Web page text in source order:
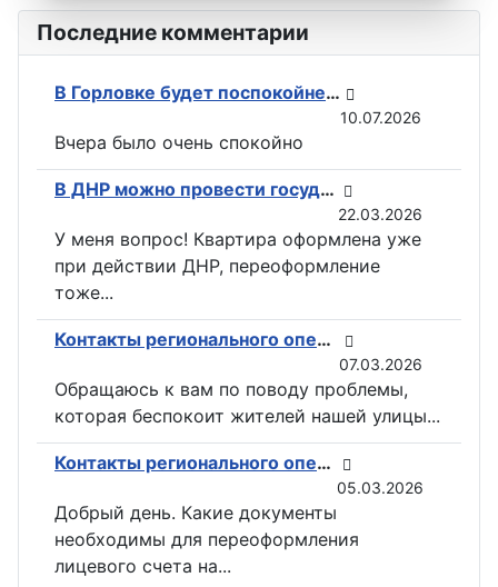
Последние комментарии
В Горловке будет поспокойней: ВС РФ возвели флаги на всех ключевых точках при освобождении Константиновки
10.07.2026
Вчера было очень спокойно
В ДНР можно провести государственную регистрацию прав на недвижимость в электронном виде
22.03.2026
У меня вопрос! Квартира оформлена уже
при действии ДНР, переоформление
тоже...
Контакты регионального оператора по вывозу ТКО ГУП «ДОНСНАБКОМПЛЕКТ» в Горловке
07.03.2026
Обращаюсь к вам по поводу проблемы,
которая беспокоит жителей нашей улицы...
Контакты регионального оператора по вывозу ТКО ГУП «ДОНСНАБКОМПЛЕКТ» в Горловке
05.03.2026
Добрый день. Какие документы
необходимы для переоформления
лицевого счета на...